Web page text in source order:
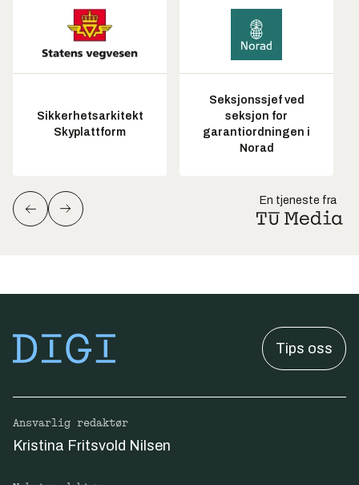
Sikkerhetsarkitekt
Skyplattform
Seksjonssjef ved
seksjon for
garantiordningen i
Norad
En tjeneste fra
Tips oss
Ansvarlig redaktør
Kristina Fritsvold Nilsen